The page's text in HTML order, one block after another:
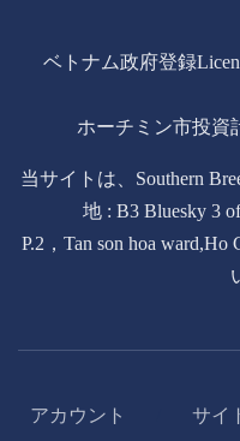
ベトナム政府登録
ホーチミン市投資
当サイトは、Southern
地 : B3 Bluesky 3
P.2，Tan son hoa
アカウント サイ